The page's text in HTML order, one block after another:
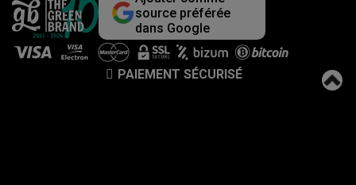
source préférée
dans Google
PAIEMENT SÉCURISÉ